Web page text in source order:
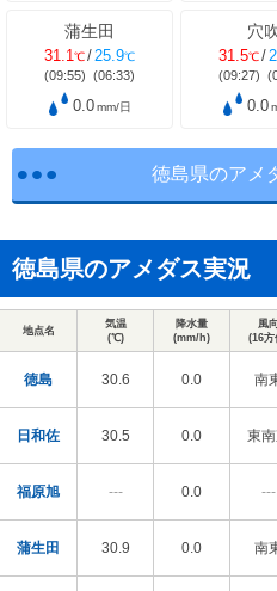
蒲生田
31.1℃/25.9℃
(09:55) (06:33)
0.0 mm/日
穴
31.5℃ /
(09:27)
0.0
徳島県のアメ
徳島県のアメダス実況
地点名
気温
(℃)
降水量
(mm/h)
風向
(16方
徳島 30.6 0.0 南
日和佐 30.5 0.0 東
福原旭 --- 0.0 ---
蒲生田 30.9 0.0 南